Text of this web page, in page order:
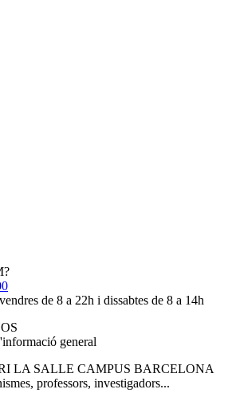
de 8 a 22h i dissabtes de 8 a 14h
general
LA SALLE CAMPUS BARCELONA
professors, investigadors...